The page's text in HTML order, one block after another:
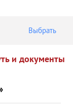
Выбрать
и документы